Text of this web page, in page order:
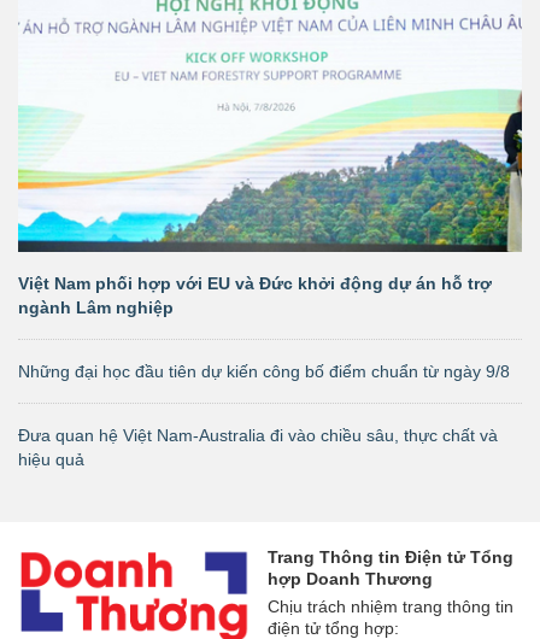
Việt Nam phối hợp với EU và Đức khởi động dự án hỗ trợ
ngành Lâm nghiệp
Những đại học đầu tiên dự kiến công bố điểm chuẩn từ ngày 9/8
Đưa quan hệ Việt Nam-Australia đi vào chiều sâu, thực chất và
hiệu quả
Trang Thông tin Điện tử Tổng
hợp Doanh Thương
Chịu trách nhiệm trang thông tin
điện tử tổng hợp: